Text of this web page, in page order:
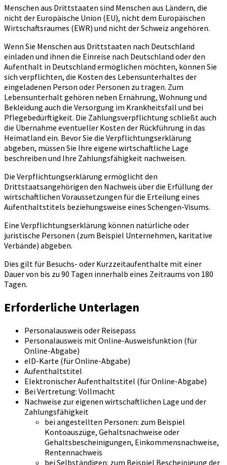
Menschen aus Drittstaaten sind Menschen aus Ländern, die
nicht der Europäische Union (EU), nicht dem Europäischen
Wirtschaftsraumes (EWR) und nicht der Schweiz angehören.
Wenn Sie Menschen aus Drittstaaten nach Deutschland
einladen und ihnen die Einreise nach Deutschland oder den
Aufenthalt in Deutschland ermöglichen möchten, können Sie
sich verpflichten, die Kosten des Lebensunterhaltes der
eingeladenen Person oder Personen zu tragen. Zum
Lebensunterhalt gehören neben Ernährung, Wohnung und
Bekleidung auch die Versorgung im Krankheitsfall und bei
Pflegebedürftigkeit. Die Zahlungsverpflichtung schließt auch
die Übernahme eventueller Kosten der Rückführung in das
Heimatland ein. Bevor Sie die Verpflichtungserklärung
abgeben, müssen Sie Ihre eigene wirtschaftliche Lage
beschreiben und Ihre Zahlungsfähigkeit nachweisen.
Die Verpflichtungserklärung ermöglicht den
Drittstaatsangehörigen den Nachweis über die Erfüllung der
wirtschaftlichen Voraussetzungen für die Erteilung eines
Aufenthaltstitels beziehungsweise eines Schengen-Visums.
Eine Verpflichtungserklärung können natürliche oder
juristische Personen (zum Beispiel Unternehmen, karitative
Verbände) abgeben.
Dies gilt für Besuchs- oder Kurzzeitaufenthalte mit einer
Dauer von bis zu 90 Tagen innerhalb eines Zeitraums von 180
Tagen.
Erforderliche Unterlagen
Personalausweis oder Reisepass
Personalausweis mit Online-Ausweisfunktion (für
Online-Abgabe)
eID-Karte (für Online-Abgabe)
Aufenthaltstitel
Elektronischer Aufenthaltstitel (für Online-Abgabe)
Bei Vertretung: Vollmacht
Nachweise zur eigenen wirtschaftlichen Lage und der
Zahlungsfähigkeit
bei angestellten Personen: zum Beispiel
Kontoauszüge, Gehaltsnachweise oder
Gehaltsbescheinigungen, Einkommensnachweise,
Rentennachweis
bei Selbständigen: zum Beispiel Bescheinigung der